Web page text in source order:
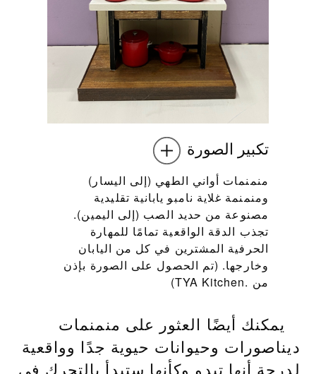
تكبير الصورة
منمنمات أواني الطهي (إلى اليسار)
ومنمنمة غلاية نامبو يابانية تقليدية
مصنوعة من حديد الصب (إلى اليمين).
تجذب الدقة الواقعية تمامًا للمهارة
الحرفية المشترين في كل من اليابان
وخارجها. (تم الحصول على الصورة بإذن
من TYA Kitchen.‎)
يمكنك أيضًا العثور على منمنمات
ديناصورات وحيوانات حيوية جدًا وواقعية
لدرجة أنها تبدو وكأنها ستبدأ بالتحرك في